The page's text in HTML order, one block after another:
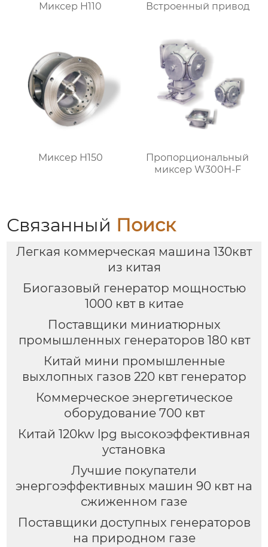
Миксер H110 Встроенный привод
Миксер H150
Пропорциональный
миксер W300H-F
Связанный Поиск
Легкая коммерческая машина 130квт
из китая
Биогазовый генератор мощностью
1000 квт в китае
Поставщики миниатюрных
промышленных генераторов 180 квт
Китай мини промышленные
выхлопных газов 220 квт генератор
Коммерческое энергетическое
оборудование 700 квт
Китай 120kw lpg высокоэффективная
установка
Лучшие покупатели
энергоэффективных машин 90 квт на
сжиженном газе
Поставщики доступных генераторов
на природном газе